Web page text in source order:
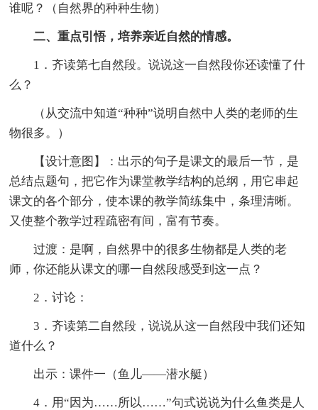
谁呢？（自然界的种种生物）
二、重点引悟，培养亲近自然的情感。
1．齐读第七自然段。说说这一自然段你还读懂了什
么？
（从交流中知道“种种”说明自然中人类的老师的生
物很多。）
【设计意图】：出示的句子是课文的最后一节，是
总结点题句，把它作为课堂教学结构的总纲，用它串起
课文的各个部分，使本课的教学简练集中，条理清晰。
又使整个教学过程疏密有间，富有节奏。
过渡：是啊，自然界中的很多生物都是人类的老
师，你还能从课文的哪一自然段感受到这一点？
2．讨论：
3．齐读第二自然段，说说从这一自然段中我们还知
道什么？
出示：课件一（鱼儿——潜水艇）
4．用“因为……所以……”句式说说为什么鱼类是人